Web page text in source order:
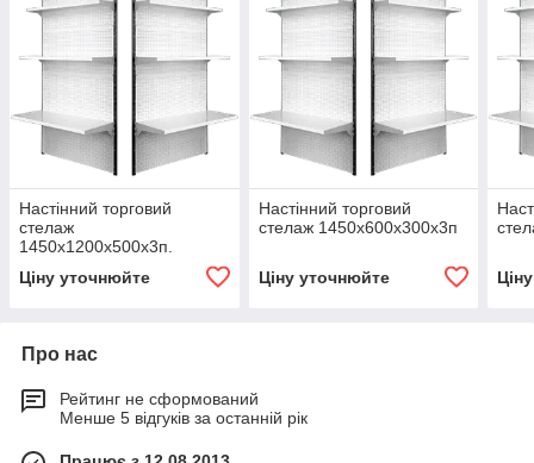
Настінний торговий
стелаж
1450х1200х500х3п.
Ціну уточнюйте
Настінний торговий
стелаж 1450х600х300х3п
Ціну уточнюйте
Про нас
Рейтинг не сформований
Менше 5 відгуків за останній рік